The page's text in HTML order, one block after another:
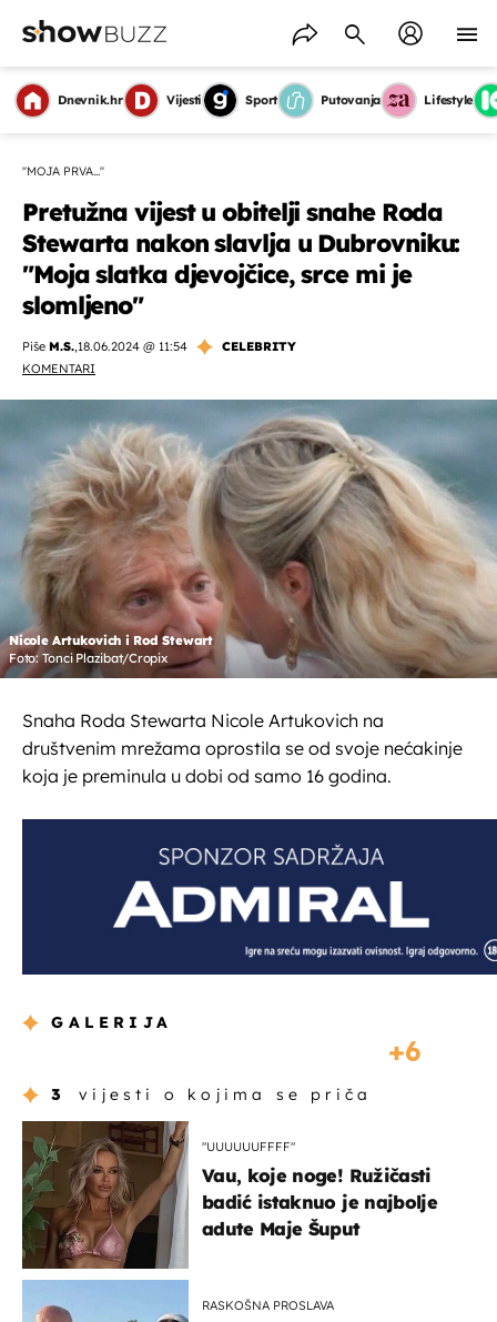
Dnevnik.hr Vijesti Sport Putovanja Lifestyle
''MOJA PRVA...''
Pretužna vijest u obitelji snahe Roda
Stewarta nakon slavlja u Dubrovniku:
"Moja slatka djevojčice, srce mi je
slomljeno"
Piše M.S.,18.06.2024 @ 11:54
CELEBRITY
KOMENTARI
Nicole Artukovich i Rod Stewart
Foto: Tonci Plazibat/Cropix
Snaha Roda Stewarta Nicole Artukovich na
društvenim mrežama oprostila se od svoje nećakinje
koja je preminula u dobi od samo 16 godina.
GALERIJA
6
3 vijesti o kojima se priča
"UUUUUUFFFF"
Vau, koje noge! Ružičasti
badić istaknuo je najbolje
adute Maje Šuput
RASKOŠNA PROSLAVA
OMOGUĆI OBAVIJESTI